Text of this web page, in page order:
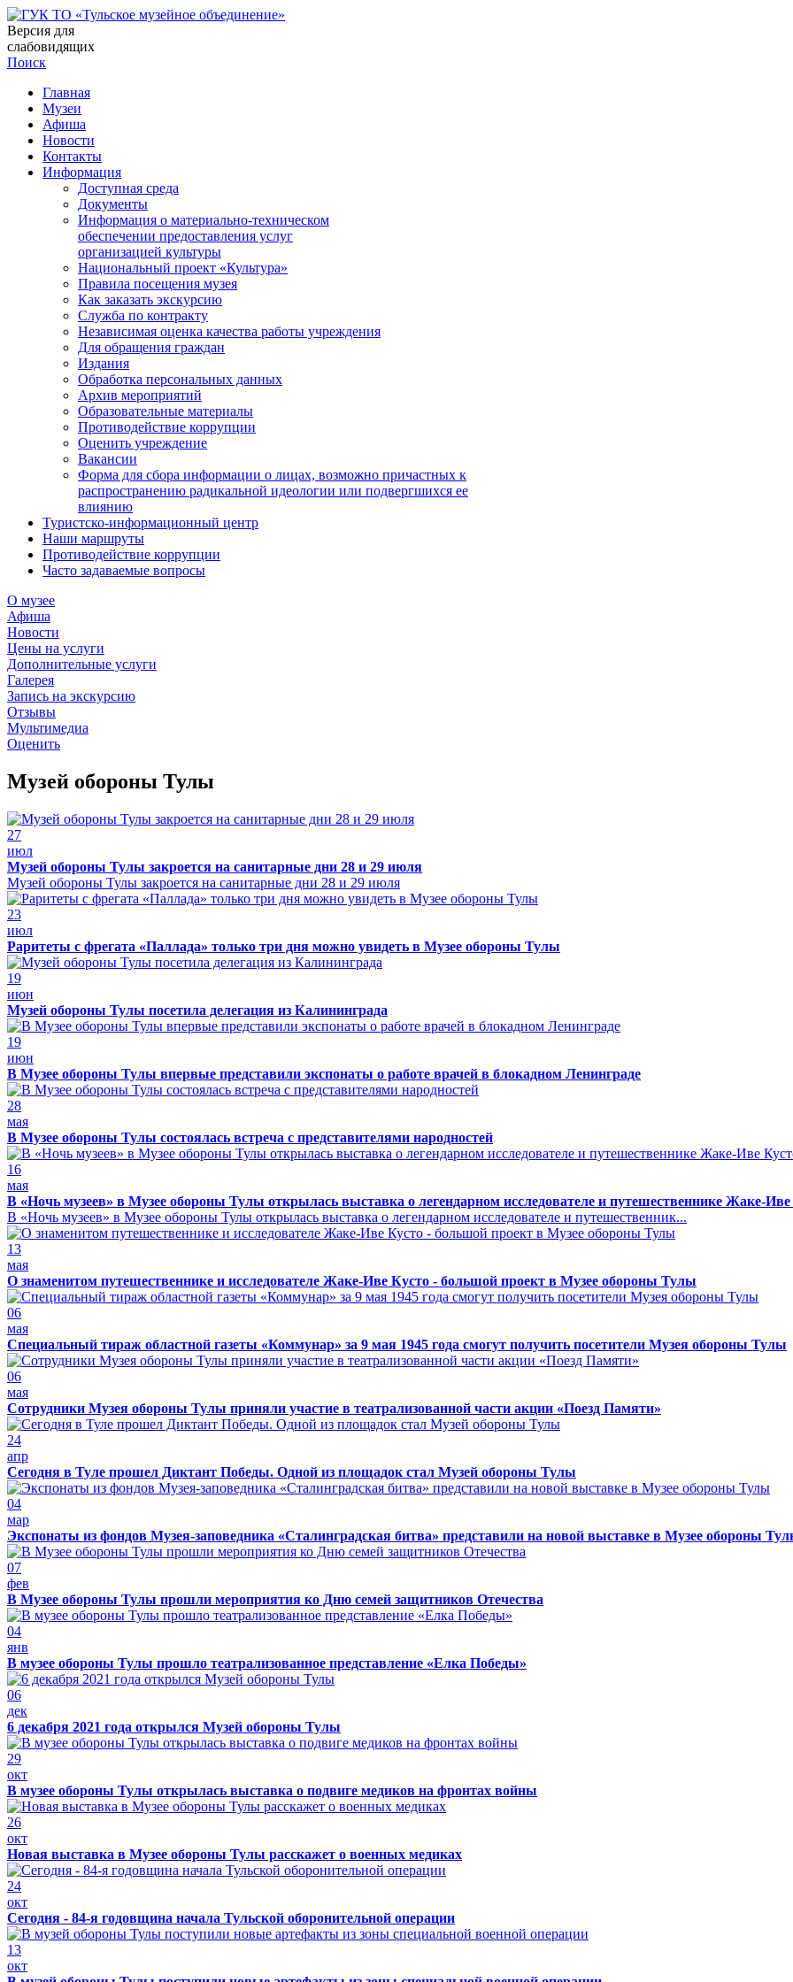
Версия для
слабовидящих
Поиск
Главная
Музеи
Афиша
Новости
Контакты
Информация
Доступная среда
Документы
Информация о материально-техническом
обеспечении предоставления услуг
организацией культуры
Национальный проект «Культура»
Правила посещения музея
Как заказать экскурсию
Служба по контракту
Независимая оценка качества работы учреждения
Для обращения граждан
Издания
Обработка персональных данных
Архив мероприятий
Образовательные материалы
Противодействие коррупции
Оценить учреждение
Вакансии
Форма для сбора информации о лицах, возможно причастных к
распространению радикальной идеологии или подвергшихся ее
влиянию
Туристско-информационный центр
Наши маршруты
Противодействие коррупции
Часто задаваемые вопросы
О музее
Афиша
Новости
Цены на услуги
Дополнительные услуги
Галерея
Запись на экскурсию
Отзывы
Мультимедиа
Оценить
Музей обороны Тулы
27
июл
Музей обороны Тулы закроется на санитарные дни 28 и 29 июля
Музей обороны Тулы закроется на санитарные дни 28 и 29 июля
23
июл
Раритеты с фрегата «Паллада» только три дня можно увидеть в Музее обороны Тулы
19
июн
Музей обороны Тулы посетила делегация из Калининграда
19
июн
В Музее обороны Тулы впервые представили экспонаты о работе врачей в блокадном Ленинграде
28
мая
В Музее обороны Тулы состоялась встреча с представителями народностей
16
мая
В «Ночь музеев» в Музее обороны Тулы открылась выставка о легендарном исследователе и путешественнике Жаке-
В «Ночь музеев» в Музее обороны Тулы открылась выставка о легендарном исследователе и путешественник...
13
мая
О знаменитом путешественнике и исследователе Жаке-Иве Кусто - большой проект в Музее обороны Тулы
06
мая
Специальный тираж областной газеты «Коммунар» за 9 мая 1945 года смогут получить посетители Музея обороны Тулы
06
мая
Сотрудники Музея обороны Тулы приняли участие в театрализованной части акции «Поезд Памяти»
24
апр
Сегодня в Туле прошел Диктант Победы. Одной из площадок стал Музей обороны Тулы
04
мар
Экспонаты из фондов Музея-заповедника «Сталинградская битва» представили на новой выставке в Музее обороны
07
фев
В Музее обороны Тулы прошли мероприятия ко Дню семей защитников Отечества
04
янв
В музее обороны Тулы прошло театрализованное представление «Елка Победы»
06
дек
6 декабря 2021 года открылся Музей обороны Тулы
29
окт
В музее обороны Тулы открылась выставка о подвиге медиков на фронтах войны
26
окт
Новая выставка в Музее обороны Тулы расскажет о военных медиках
24
окт
Сегодня - 84-я годовщина начала Тульской оборонительной операции
13
окт